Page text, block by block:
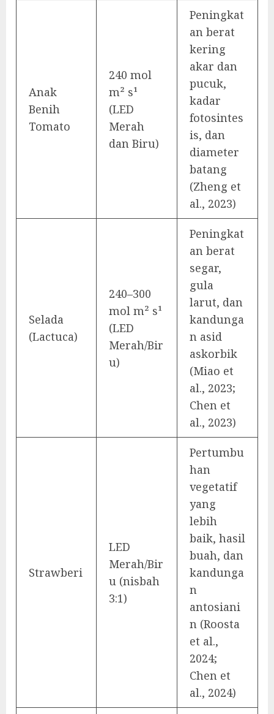
Anak
Benih
Tomato
240 mol
m² s¹
(LED
Merah
dan Biru)
Peningkat
an berat
kering
akar dan
pucuk,
kadar
fotosintes
is, dan
diameter
batang
(Zheng et
al., 2023)
Selada
(Lactuca)
240–300
mol m² s¹
(LED
Merah/Bir
u)
Peningkat
an berat
segar,
gula
larut, dan
kandunga
n asid
askorbik
(Miao et
al., 2023;
Chen et
al., 2023)
Strawberi
LED
Merah/Bir
u (nisbah
3:1)
Pertumbu
han
vegetatif
yang
lebih
baik, hasil
buah, dan
kandunga
n
antosiani
n (Roosta
et al.,
2024;
Chen et
al., 2024)